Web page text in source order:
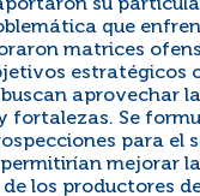
su
que
matrices
estratégicos
aprovechar
fortalezas. Se
para el
mejorar la
los productores